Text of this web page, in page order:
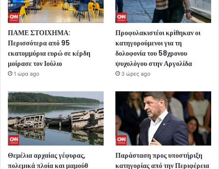
ΠΑΜΕ ΣΤΟΙΧΗΜΑ:
Περισσότερα από 95
εκατομμύρια ευρώ σε κέρδη
μοίρασε τον Ιούλιο
1 ώρα ago
Προφυλακιστέοι κρίθηκαν οι
κατηγορούμενοι για τη
δολοφονία του 58χρονου
ψυχολόγου στην Αργολίδα
3 ώρες ago
Θεμέλια αρχαίας γέφυρας,
πολεμικά πλοία και μαμούθ
Παράσταση προς υποστήριξη
κατηγορίας από την Περιφέρεια